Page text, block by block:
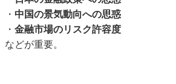
・ 中国の景気動向への思惑
・ 金融市場のリスク許容度
などが重要。